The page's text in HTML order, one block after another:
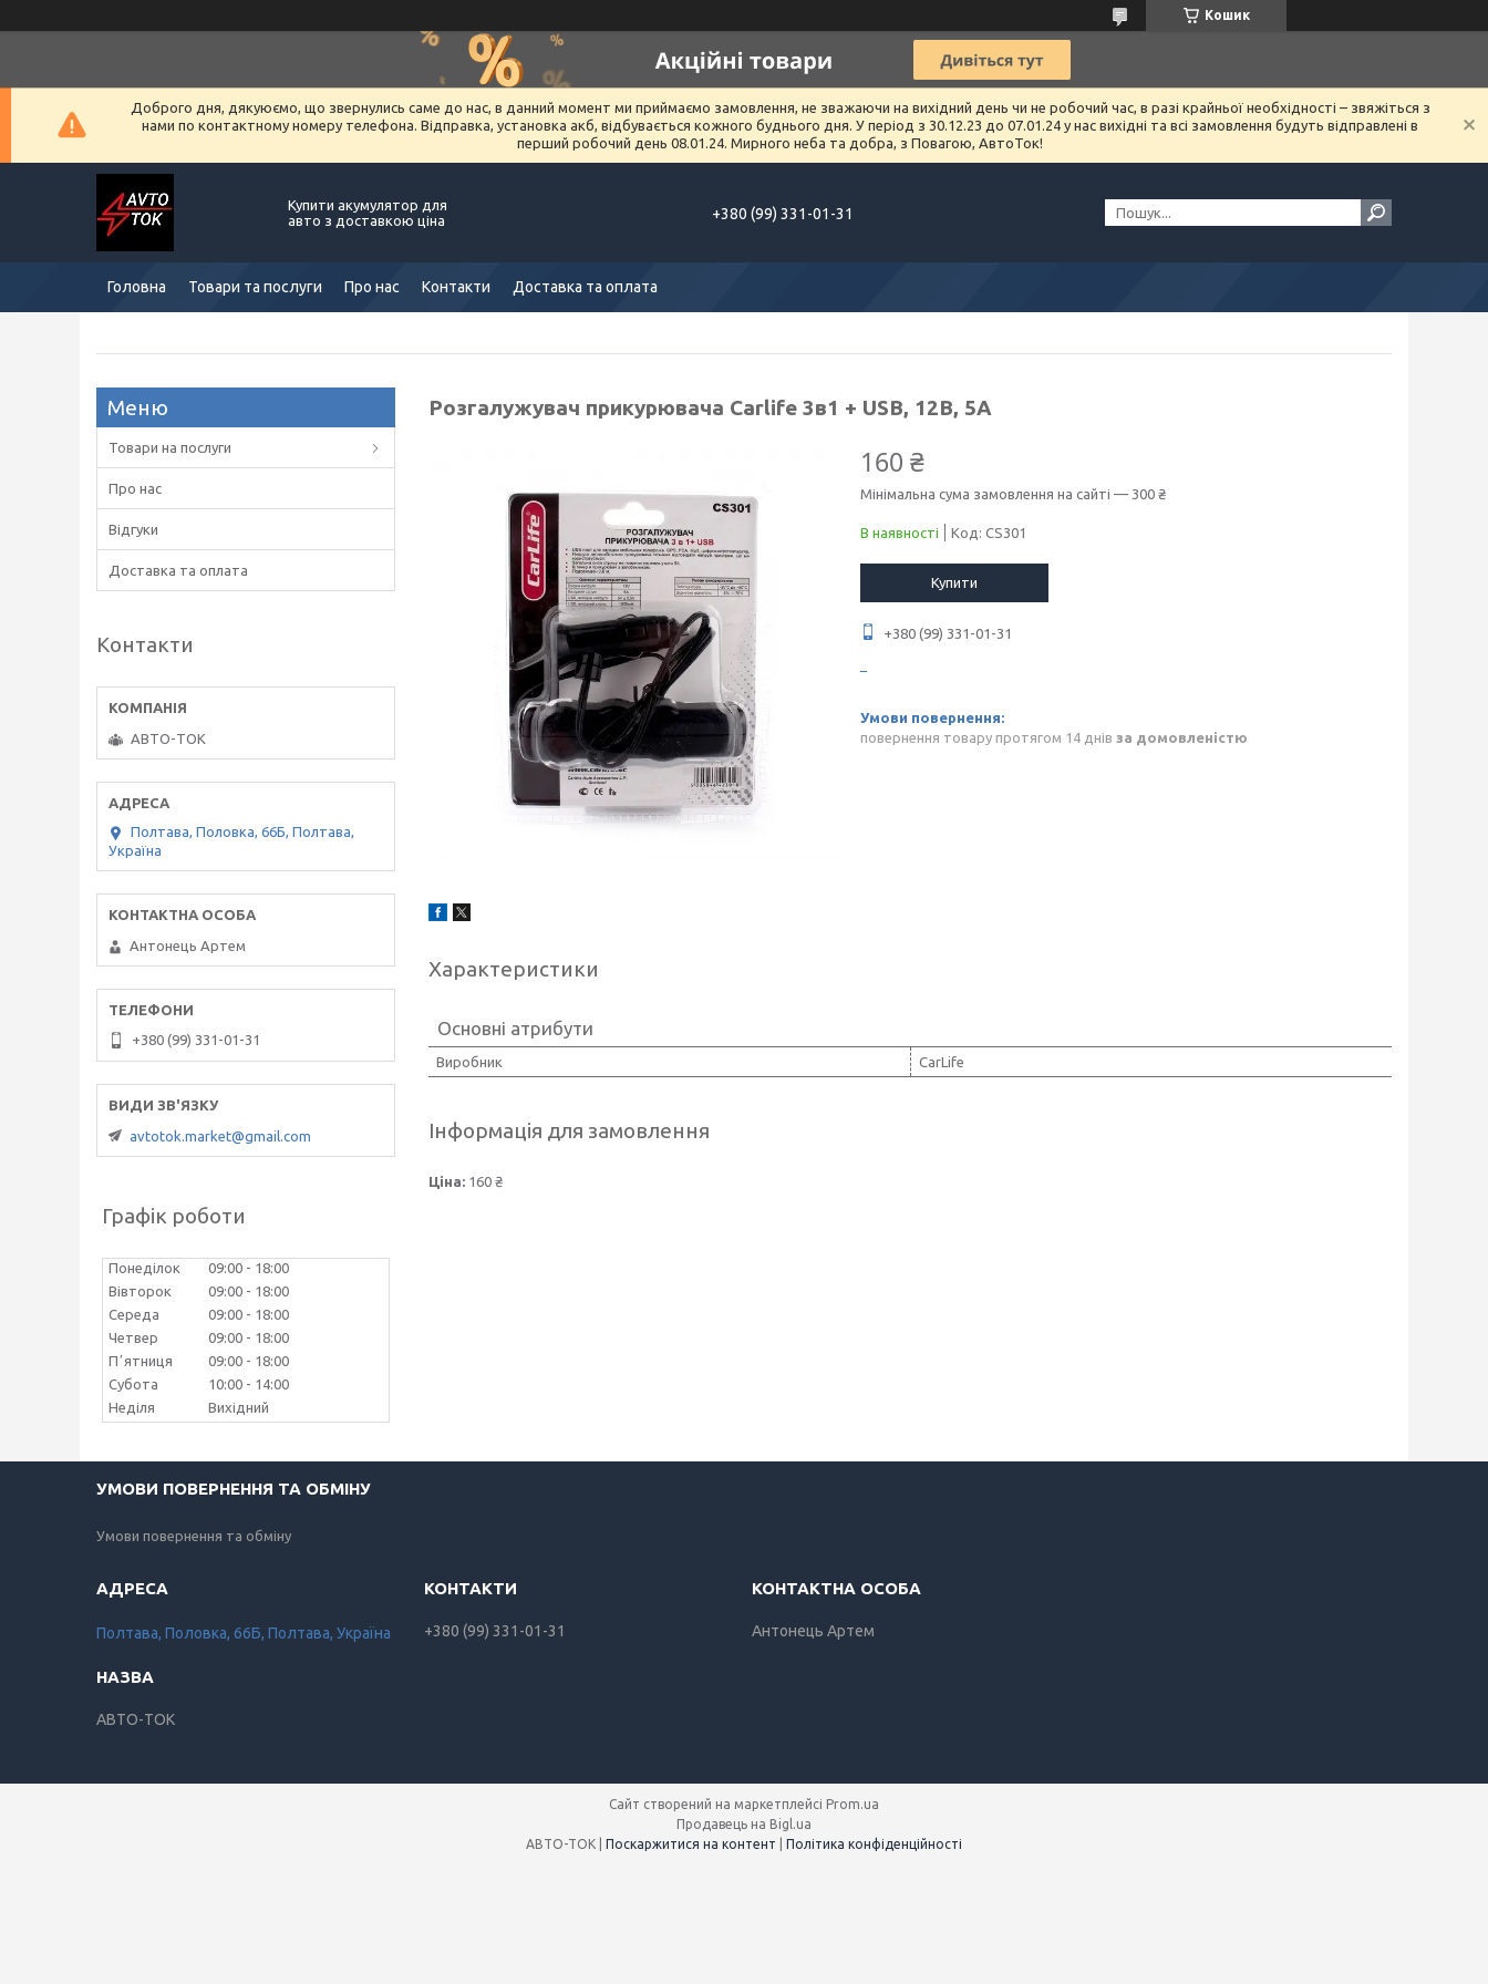
Кошик
Доброго дня, дякуюємо, що звернулись саме до нас, в данний момент ми приймаємо замовлення, не зважаючи на вихідний день чи не робочий час, в разі крайньої необхідності – звяжіться з
нами по контактному номеру телефона. Відправка, установка акб, відбувається кожного буднього дня. У період з 30.12.23 до 07.01.24 у нас вихідні та всі замовлення будуть відправлені в
перший робочий день 08.01.24. Мирного неба та добра, з Повагою, АвтоТок!
Купити акумулятор для
авто з доставкою ціна
+380 (99) 331-01-31
Головна Товари та послуги Про нас Контакти Доставка та оплата
Розгалужувач прикурювача Carlife 3в1 + USB, 12В, 5A
160 ₴
Мінімальна сума замовлення на сайті — 300 ₴
В наявності Код: CS301
Купити
+380 (99) 331-01-31
повернення товару протягом 14 днів за домовленістю
Характеристики
Основні атрибути
Виробник CarLife
Інформація для замовлення
Ціна: 160 ₴
Товари на послуги
Про нас
Відгуки
Доставка та оплата
Контакти
АВТО-ТОК
Полтава, Половка, 66Б, Полтава,
Україна
Антонець Артем
+380 (99) 331-01-31
avtotok.market@gmail.com
Графік роботи
Понеділок 09:00
18:00
Вівторок
09:00
18:00
Середа
09:00
18:00
Четвер
09:00
18:00
Пʼятниця
09:00
18:00
Субота
10:00
14:00
Неділя
Вихідний
УМОВИ ПОВЕРНЕННЯ ТА ОБМІНУ
Умови повернення та обміну
Полтава, Половка, 66Б, Полтава, Україна
АВТО-ТОК
+380 (99) 331-01-31 Антонець Артем
Сайт створений на маркетплейсі Prom.ua
Продавець на Bigl.ua
Поскаржитися на контент Політика конфіденційності